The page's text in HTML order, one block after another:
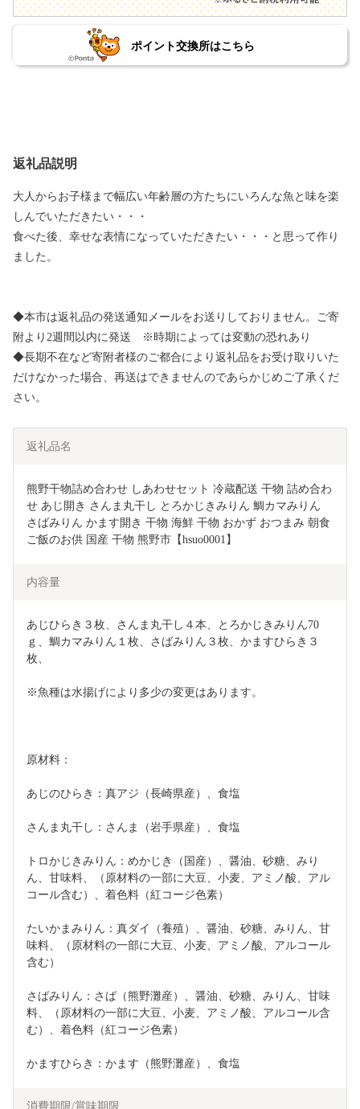
ポイント交換所はこちら
返礼品説明
大人からお子様まで幅広い年齢層の方たちにいろんな魚と味を楽
しんでいただきたい・・・
食べた後、幸せな表情になっていただきたい・・・と思って作り
ました。
◆本市は返礼品の発送通知メールをお送りしておりません。ご寄
附より2週間以内に発送 ※時期によっては変動の恐れあり
◆長期不在など寄附者様のご都合により返礼品をお受け取りいた
だけなかった場合、再送はできませんのであらかじめご了承くだ
さい。
返礼品名
熊野干物詰め合わせ しあわせセット 冷蔵配送 干物 詰め合わ
せ あじ開き さんま丸干し とろかじきみりん 鯛カマみりん
さばみりん かます開き 干物 海鮮 干物 おかず おつまみ 朝食
ご飯のお供 国産 干物 熊野市【hsuo0001】
内容量
あじひらき３枚、さんま丸干し４本、とろかじきみりん70
ｇ、鯛カマみりん１枚、さばみりん３枚、かますひらき３
枚、
※魚種は水揚げにより多少の変更はあります。
原材料：
あじのひらき：真アジ（長崎県産）、食塩
さんま丸干し：さんま（岩手県産）、食塩
トロかじきみりん：めかじき（国産）、醤油、砂糖、みり
ん、甘味料、（原材料の一部に大豆、小麦、アミノ酸、アル
コール含む）、着色料（紅コージ色素）
たいかまみりん：真ダイ（養殖）、醤油、砂糖、みりん、甘
味料、（原材料の一部に大豆、小麦、アミノ酸、アルコール
含む）
さばみりん：さば（熊野灘産）、醤油、砂糖、みりん、甘味
料、（原材料の一部に大豆、小麦、アミノ酸、アルコール含
む）、着色料（紅コージ色素）
かますひらき：かます（熊野灘産）、食塩
消費期限/賞味期限